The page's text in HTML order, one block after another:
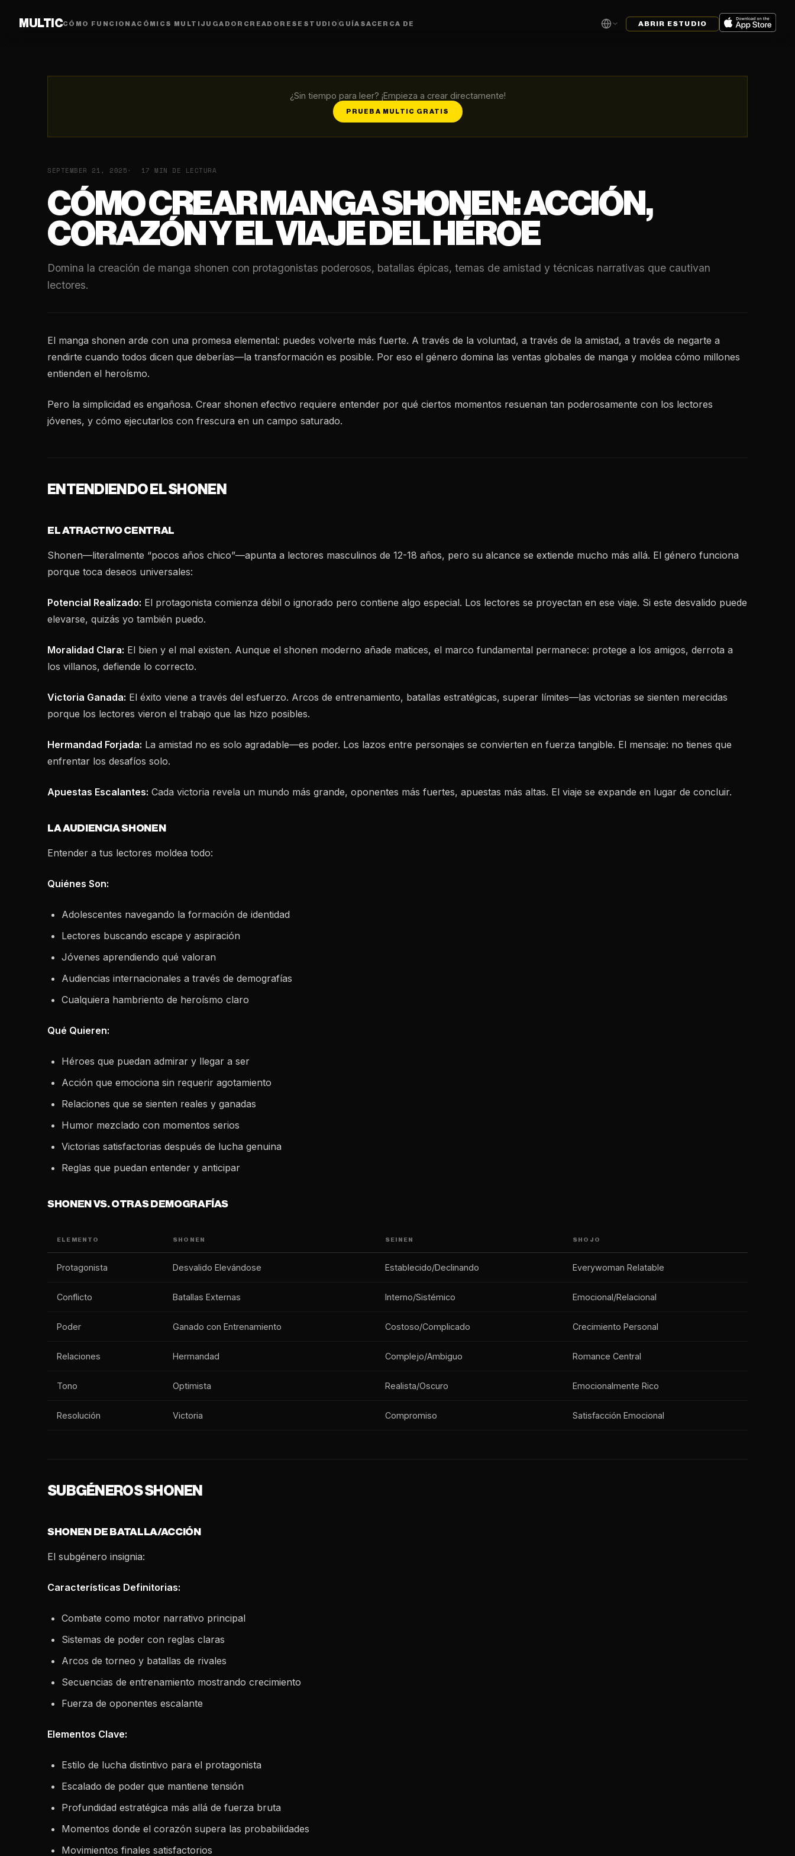
MULTICCÓMO FUNCIONACÓMICS MULTIJUGADOR CREADORES ESTUDIO GUÍASACERCA DE ABRIR ESTUDIO
¿Sin tiempo para leer? ¡Empieza a crear directamente!
PRUEBA MULTIC GRATIS
SEPTEMBER 21, 2025 17 MIN DE LECTURA
CÓMO CREAR MANGA SHONEN: ACCIÓN,
CORAZÓN Y EL VIAJE DEL HÉROE
Domina la creación de manga shonen con protagonistas poderosos, batallas épicas, temas de amistad y técnicas narrativas que cautivan
lectores.
El manga shonen arde con una promesa elemental: puedes volverte más fuerte. A través de la voluntad, a través de la amistad, a través de negarte a
rendirte cuando todos dicen que deberías—la transformación es posible. Por eso el género domina las ventas globales de manga y moldea cómo millones
entienden el heroísmo.
Pero la simplicidad es engañosa. Crear shonen efectivo requiere entender por qué ciertos momentos resuenan tan poderosamente con los lectores
jóvenes, y cómo ejecutarlos con frescura en un campo saturado.
ENTENDIENDO EL SHONEN
EL ATRACTIVO CENTRAL
Shonen—literalmente “pocos años chico”—apunta a lectores masculinos de 12-18 años, pero su alcance se extiende mucho más allá. El género funciona
porque toca deseos universales:
Potencial Realizado: El protagonista comienza débil o ignorado pero contiene algo especial. Los lectores se proyectan en ese viaje. Si este desvalido puede
elevarse, quizás yo también puedo.
Moralidad Clara: El bien y el mal existen. Aunque el shonen moderno añade matices, el marco fundamental permanece: protege a los amigos, derrota a
los villanos, defiende lo correcto.
Victoria Ganada: El éxito viene a través del esfuerzo. Arcos de entrenamiento, batallas estratégicas, superar límites—las victorias se sienten merecidas
porque los lectores vieron el trabajo que las hizo posibles.
Hermandad Forjada: La amistad no es solo agradable—es poder. Los lazos entre personajes se convierten en fuerza tangible. El mensaje: no tienes que
enfrentar los desafíos solo.
Apuestas Escalantes: Cada victoria revela un mundo más grande, oponentes más fuertes, apuestas más altas. El viaje se expande en lugar de concluir.
LA AUDIENCIA SHONEN
Entender a tus lectores moldea todo:
Quiénes Son:
Adolescentes navegando la formación de identidad
Lectores buscando escape y aspiración
Jóvenes aprendiendo qué valoran
Audiencias internacionales a través de demografías
Cualquiera hambriento de heroísmo claro
Qué Quieren:
Héroes que puedan admirar y llegar a ser
Acción que emociona sin requerir agotamiento
Relaciones que se sienten reales y ganadas
Humor mezclado con momentos serios
Victorias satisfactorias después de lucha genuina
Reglas que puedan entender y anticipar
SHONEN VS. OTRAS DEMOGRAFÍAS
ELEMENTO SHONEN SEINEN SHOJO
Protagonista Desvalido Elevándose Establecido/Declinando Everywoman Relatable
Conflicto Batallas Externas Interno/Sistémico Emocional/Relacional
Poder Ganado con Entrenamiento Costoso/Complicado Crecimiento Personal
Relaciones Hermandad Complejo/Ambiguo Romance Central
Tono Optimista Realista/Oscuro Emocionalmente Rico
Resolución Victoria Compromiso Satisfacción Emocional
SUBGÉNEROS SHONEN
SHONEN DE BATALLA/ACCIÓN
El subgénero insignia:
Características Definitorias:
Combate como motor narrativo principal
Sistemas de poder con reglas claras
Arcos de torneo y batallas de rivales
Secuencias de entrenamiento mostrando crecimiento
Fuerza de oponentes escalante
Elementos Clave:
Estilo de lucha distintivo para el protagonista
Escalado de poder que mantiene tensión
Profundidad estratégica más allá de fuerza bruta
Momentos donde el corazón supera las probabilidades
Movimientos finales satisfactorios